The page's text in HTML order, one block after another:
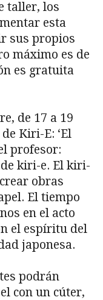
taller, los
esta
sus propios
máximo es de
es gratuita
de 17 a 19
Kiri-E: ‘El
profesor:
kiri-e. El kiri-
obras
El tiempo
en el acto
el espíritu del
japonesa.
podrán
con un cúter,